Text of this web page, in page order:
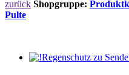
zurück Shopgruppe:
Pulte